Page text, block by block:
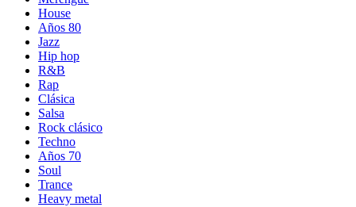
House
Años 80
Jazz
Hip hop
R&B
Rap
Clásica
Salsa
Rock clásico
Techno
Años 70
Soul
Trance
Heavy metal